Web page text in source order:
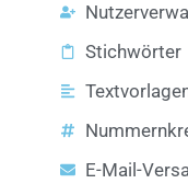
Stichwörter
E-Mail-